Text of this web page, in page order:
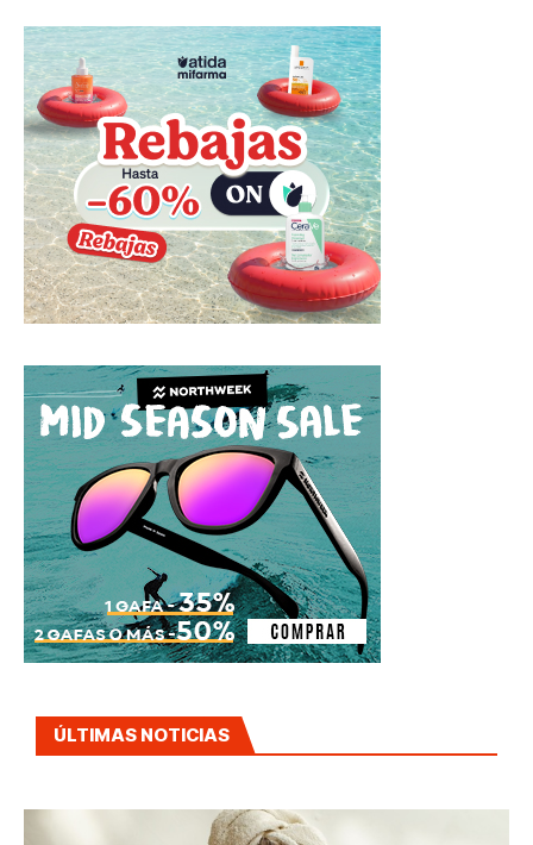
ÚLTIMAS NOTICIAS